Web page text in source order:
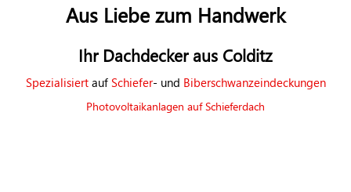
Aus Liebe zum Handwerk
Ihr Dachdecker aus Colditz
Spezialisiertauf Schiefer- und Biberschwanzeindeckungen
Photovoltaikanlagen auf Schieferdach